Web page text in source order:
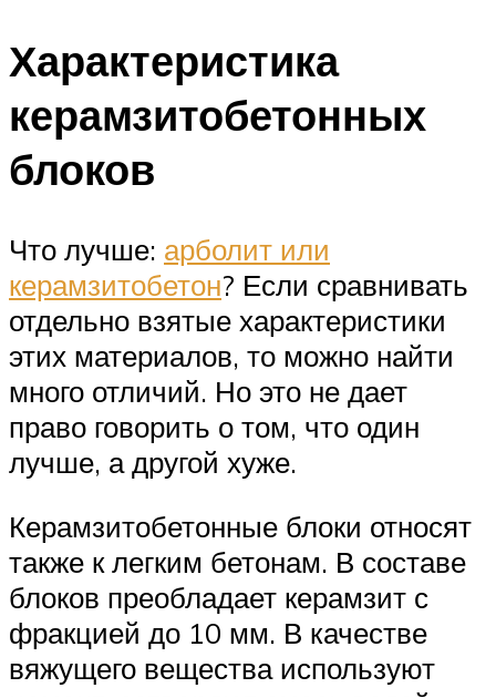
Характеристика
керамзитобетонных
блоков
Что лучше: арболит или
керамзитобетон? Если сравнивать
отдельно взятые характеристики
этих материалов, то можно найти
много отличий. Но это не дает
право говорить о том, что один
лучше, а другой хуже.
Керамзитобетонные блоки относят
также к легким бетонам. В составе
блоков преобладает керамзит с
фракцией до 10 мм. В качестве
вяжущего вещества используют